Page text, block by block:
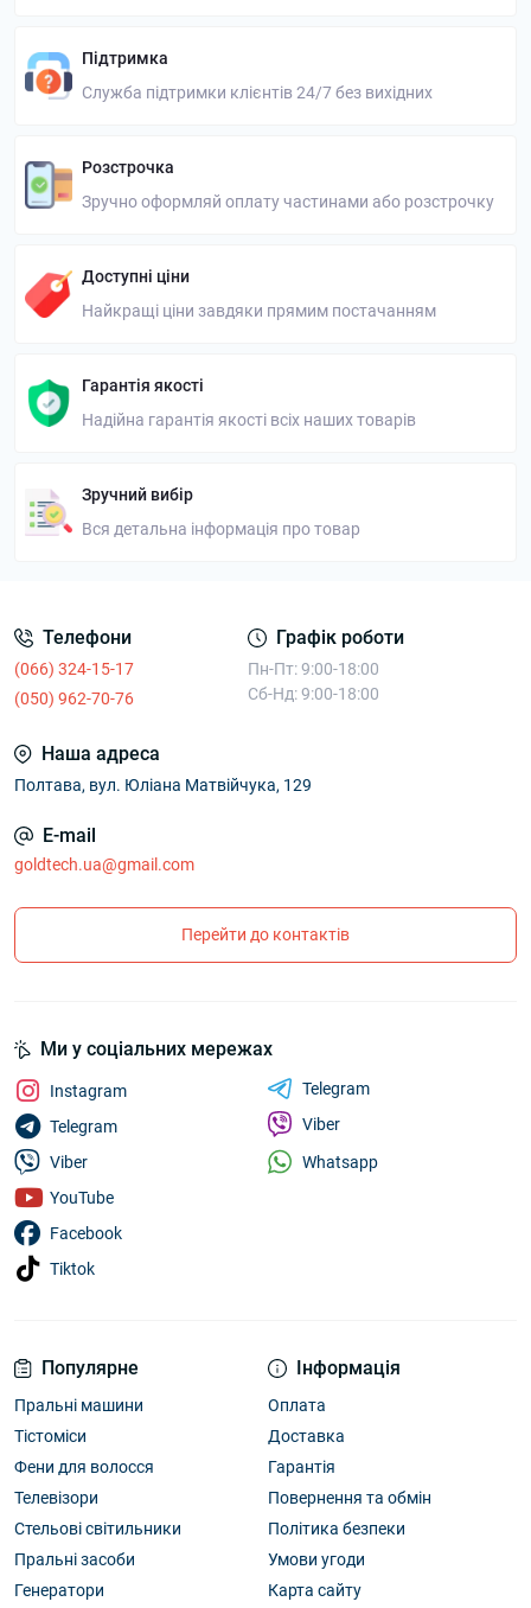
Підтримка
Служба підтримки клієнтів 24/7 без вихідних
Розстрочка
Зручно оформляй оплату частинами або розстрочку
Доступні ціни
Найкращі ціни завдяки прямим постачанням
Гарантія якості
Надійна гарантія якості всіх наших товарів
Зручний вибір
Вся детальна інформація про товар
Телефони
(066) 324-15-17
(050) 962-70-76
Графік роботи
Пн-Пт: 9:00-18:00
Сб-Нд: 9:00-18:00
Наша адреса
Полтава, вул. Юліана Матвійчука, 129
E-mail
goldtech.ua@gmail.com
Перейти до контактів
Популярне
Пральні машини
Тістоміси
Фени для волосся
Телевізори
Стельові світильники
Пральні засоби
Генератори
Інформація
Оплата
Доставка
Гарантія
Повернення та обмін
Політика безпеки
Умови угоди
Карта сайту
Ми у соціальних мережах
Instagram
Telegram
Viber
YouTube
Facebook
Tiktok
Telegram
Viber
Whatsapp